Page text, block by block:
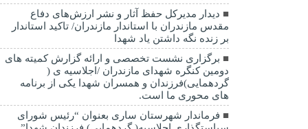
دیدار مدیرکل حفظ آثار و نشر ارزش‌های دفاع
مقدس مازندران با استاندار مازندران/ تاکید استاندار
بر زنده نگه داشتن یاد شهدا
برگزاری نشست تخصصی و ارائه گزارش کمیته های
دومین کنگره شهدای مازندران /اجلاسیه ی (
گردهمایی)فرزندان و همسران شهدا یکی از برنامه
های محوری ما است.
فرماندار شهرستان ساری بعنوان “رئیس شورای